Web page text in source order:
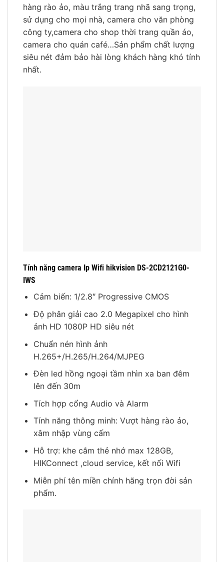
hàng rào ảo, màu trắng trang nhã sang trọng,
sử dụng cho mọi nhà, camera cho văn phòng
công ty,camera cho shop thời trang quần áo,
camera cho quán café…Sản phẩm chất lượng
siêu nét đảm bảo hài lòng khách hàng khó tính
nhất.
Tính năng camera Ip Wifi hikvision DS-2CD2121G0-
IWS
Cảm biến: 1/2.8″ Progressive CMOS
Độ phân giải cao 2.0 Megapixel cho hình
ảnh HD 1080P HD siêu nét
Chuẩn nén hình ảnh
H.265+/H.265/H.264/MJPEG
Đèn led hồng ngoại tầm nhìn xa ban đêm
lên đến 30m
Tích hợp cổng Audio và Alarm
Tính năng thông minh: Vượt hàng rào ảo,
xâm nhập vùng cấm
Hỗ trợ: khe cắm thẻ nhớ max 128GB,
HIKConnect ,cloud service, kết nối Wifi
Miễn phí tên miền chính hãng trọn đời sản
phẩm.